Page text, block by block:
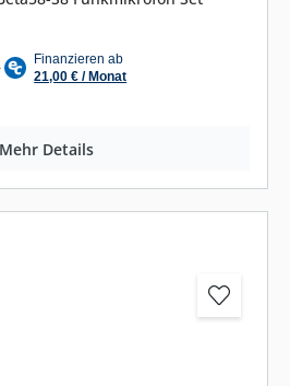
Mehr Details